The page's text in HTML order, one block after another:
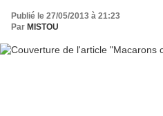
Publié le 27/05/2013 à 21:23
Par MISTOU